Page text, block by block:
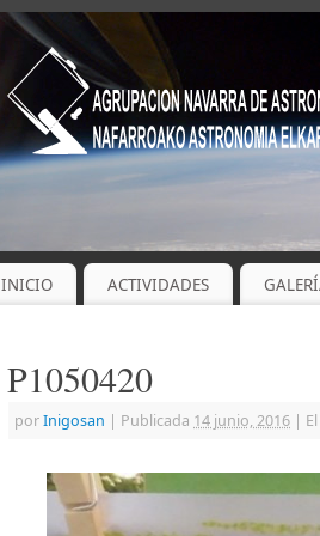
INICIO ACTIVIDADES
P1050420
porInigosan | Publicada 14 junio, 2016 |